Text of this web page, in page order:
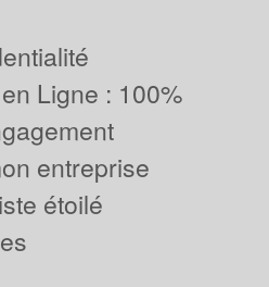
Ligne : 100%
entreprise
étoilé